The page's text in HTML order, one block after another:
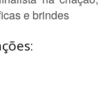
e brindes